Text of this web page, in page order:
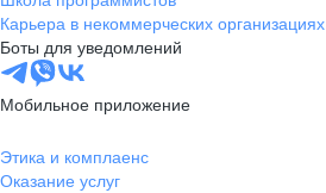
Карьера в некоммерческих организациях
Боты для уведомлений
Мобильное приложение
Этика и комплаенс
Оказание услуг